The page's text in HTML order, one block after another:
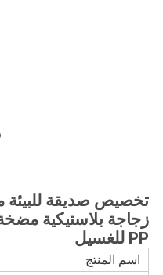
تخصيص صديقة للبيئة
زجاجة بلاستيكية
PP للغسيل
اسم المنتج